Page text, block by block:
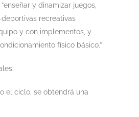
y dinamizar juegos,
recreativas
y con implementos, y
físico básico.”
el ciclo, se obtendrá una